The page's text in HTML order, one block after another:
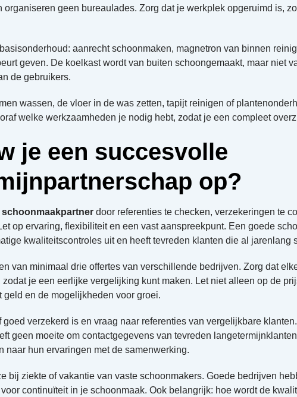
organiseren geen bureaulades. Zorg dat je werkplek opgeruimd is,
aanrecht schoonmaken, magnetron van binnen
geven. De koelkast wordt van buiten schoongemaakt, maar niet
de gebruikers.
wassen, de vloer in de was zetten, tapijt reinigen of
welke werkzaamheden je nodig hebt, zodat je een compleet
je een succesvolle
op?
schoonmaakpartner door referenties te checken, verzekeringen te
op ervaring, flexibiliteit en een vast aanspreekpunt. Een goede
kwaliteitscontroles uit en heeft tevreden klanten die al jarenlang
van minimaal drie offertes van verschillende bedrijven. Zorg dat
je een eerlijke vergelijking kunt maken. Let niet alleen op de
geld en de mogelijkheden voor groei.
goed verzekerd is en vraag naar referenties van vergelijkbare
geen moeite om contactgegevens van tevreden
naar hun ervaringen met de samenwerking.
bij ziekte of vakantie van vaste schoonmakers. Goede bedrijven
continuïteit in je schoonmaak. Ook belangrijk: hoe wordt de